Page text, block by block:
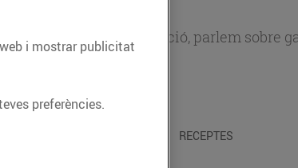
sobre alimentació, parlem sobre
RECEPTES
i mostrar publicitat
preferències.